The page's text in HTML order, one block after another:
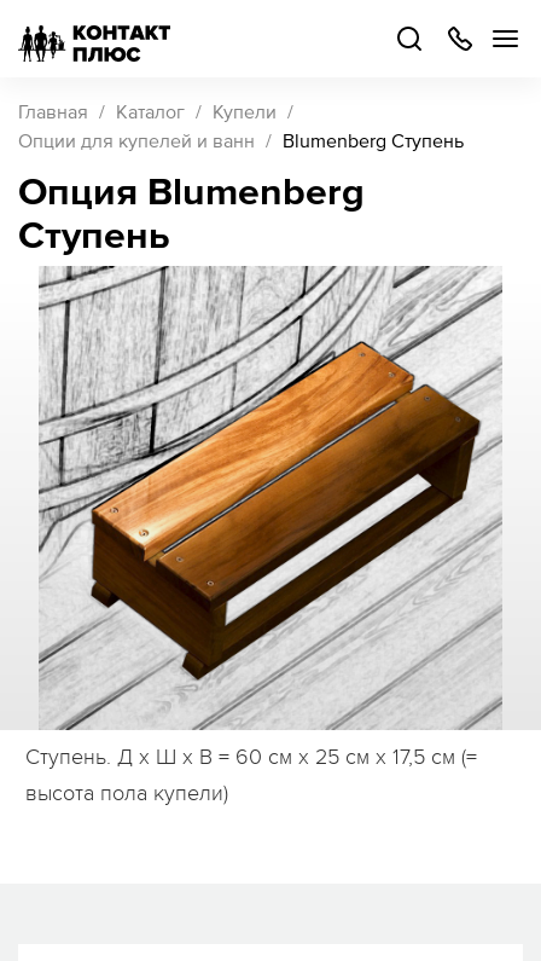
Главная Каталог
Купели
Опции для купелей и ванн
Blumenberg Ступень
Опция Blumenberg
Ступень
Ступень. Д х Ш х В = 60 см х 25 см х 17,5 см (=
высота пола купели)
499
504-
48
Каталог
товаров
Стать
партнером
Войти
Войти
О компании
Как купить
Кейсы
Поддержка
Дилеры
Контакты